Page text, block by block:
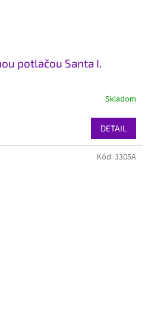
potlačou Santa I.
Skladom
DETAIL
Kód: 3305A